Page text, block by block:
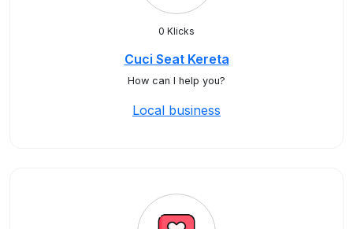
0 Klicks
Cuci Seat Kereta
How can I help you?
Local business